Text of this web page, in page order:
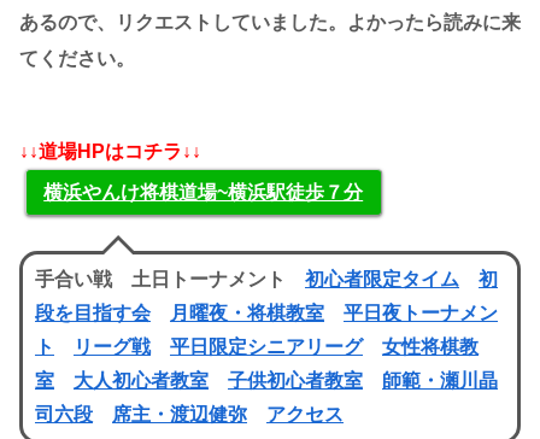
あるので、リクエストしていました。よかったら読みに来
てください。
↓↓道場HPはコチラ↓↓
横浜やんけ将棋道場~横浜駅徒歩７分
手合い戦 土日トーナメント 初心者限定タイム
初
段を目指す会
月曜夜・将棋教室
平日夜トーナメン
ト
リーグ戦 平日限定シニアリーグ
女性将棋教
室
大人初心者教室 子供初心者教室
師範・瀬川晶
司六段
席主・渡辺健弥 アクセス